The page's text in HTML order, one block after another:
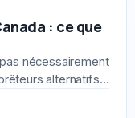
: ce que
nécessairement
alternatifs